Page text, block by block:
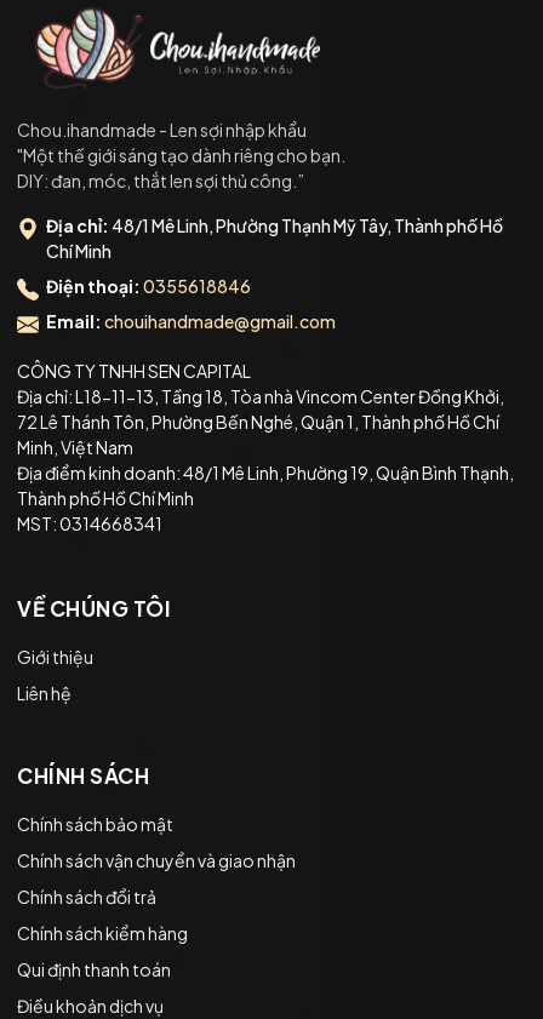
Chou.ihandmade - Len sợi nhập khẩu
"Một thế giới sáng tạo dành riêng cho bạn.
DIY: đan, móc, thắt len sợi thủ công.”
Địa chỉ: 48/1 Mê Linh, Phường Thạnh Mỹ Tây, Thành phố Hồ
Chí Minh
Điện thoại: 0355618846
Email: chouihandmade@gmail.com
CÔNG TY TNHH SEN CAPITAL
Địa chỉ: L18-11-13, Tầng 18, Tòa nhà Vincom Center Đồng Khởi,
72 Lê Thánh Tôn, Phường Bến Nghé, Quận 1, Thành phố Hồ Chí
Minh, Việt Nam
Địa điểm kinh doanh: 48/1 Mê Linh, Phường 19, Quận Bình Thạnh,
Thành phố Hồ Chí Minh
MST: 0314668341
VỀ CHÚNG TÔI
Giới thiệu
Liên hệ
CHÍNH SÁCH
Chính sách bảo mật
Chính sách vận chuyển và giao nhận
Chính sách đổi trả
Chính sách kiểm hàng
Qui định thanh toán
Điều khoản dịch vụ